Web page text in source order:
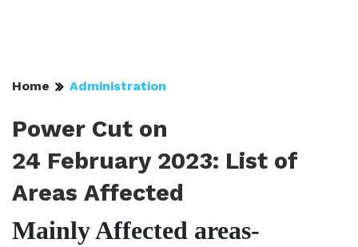
Home Administration
Power Cut on
24 February 2023: List of
Areas Affected
Mainly Affected areas-